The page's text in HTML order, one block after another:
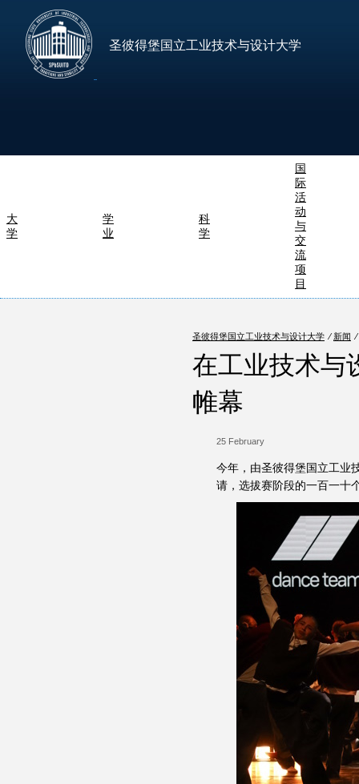
圣彼得堡国立工业技术与设计大学
大
学
学
业
科
学
国
际
活
动
与
交
流
项
目
圣彼得堡国立工业技术与设计大学 ⁄ 新闻 ⁄
在工业技术与
帷幕
25 February
今年，由圣彼得堡国立工业
请，选拔赛阶段的一百一十